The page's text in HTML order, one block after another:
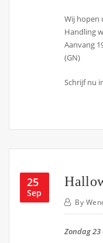
Wij hopen
Handling
Aanvang
(GN)
Schrijf nu
25
Sep
By
Zondag